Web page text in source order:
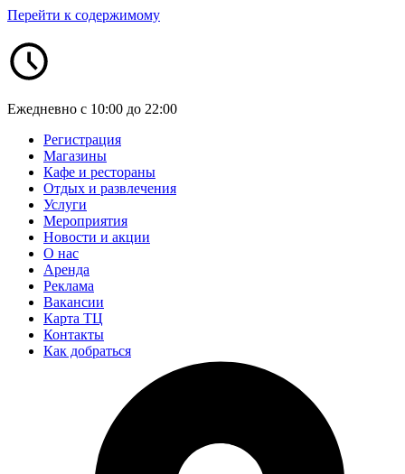
Перейти к содержимому
Ежедневно с 10:00 до 22:00
Регистрация
Магазины
Кафе и рестораны
Отдых и развлечения
Услуги
Мероприятия
Новости и акции
О нас
Аренда
Реклама
Вакансии
Карта ТЦ
Контакты
Как добраться